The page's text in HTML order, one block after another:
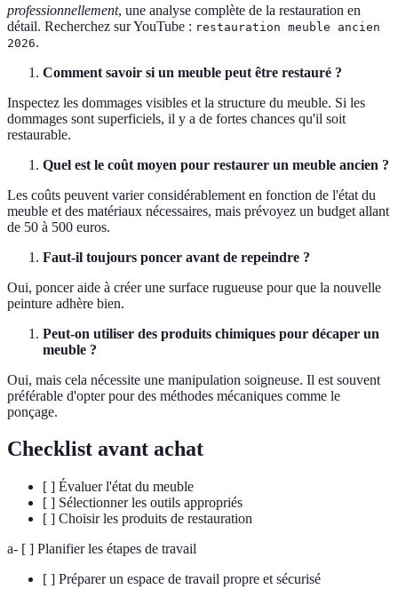
professionnellement, une analyse complète de la restauration en
détail. Recherchez sur YouTube : restauration meuble ancien
2026.
Comment savoir si un meuble peut être restauré ?
Inspectez les dommages visibles et la structure du meuble. Si les
dommages sont superficiels, il y a de fortes chances qu'il soit
restaurable.
Quel est le coût moyen pour restaurer un meuble ancien ?
Les coûts peuvent varier considérablement en fonction de l'état du
meuble et des matériaux nécessaires, mais prévoyez un budget allant
de 50 à 500 euros.
Faut-il toujours poncer avant de repeindre ?
Oui, poncer aide à créer une surface rugueuse pour que la nouvelle
peinture adhère bien.
Peut-on utiliser des produits chimiques pour décaper un
meuble ?
Oui, mais cela nécessite une manipulation soigneuse. Il est souvent
préférable d'opter pour des méthodes mécaniques comme le
ponçage.
Checklist avant achat
[ ] Évaluer l'état du meuble
[ ] Sélectionner les outils appropriés
[ ] Choisir les produits de restauration
a- [ ] Planifier les étapes de travail
[ ] Préparer un espace de travail propre et sécurisé